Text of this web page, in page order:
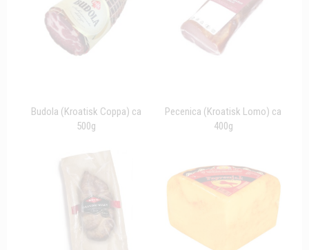
Budola (Kroatisk Coppa) ca
500g
Pecenica (Kroatisk Lomo) ca
400g